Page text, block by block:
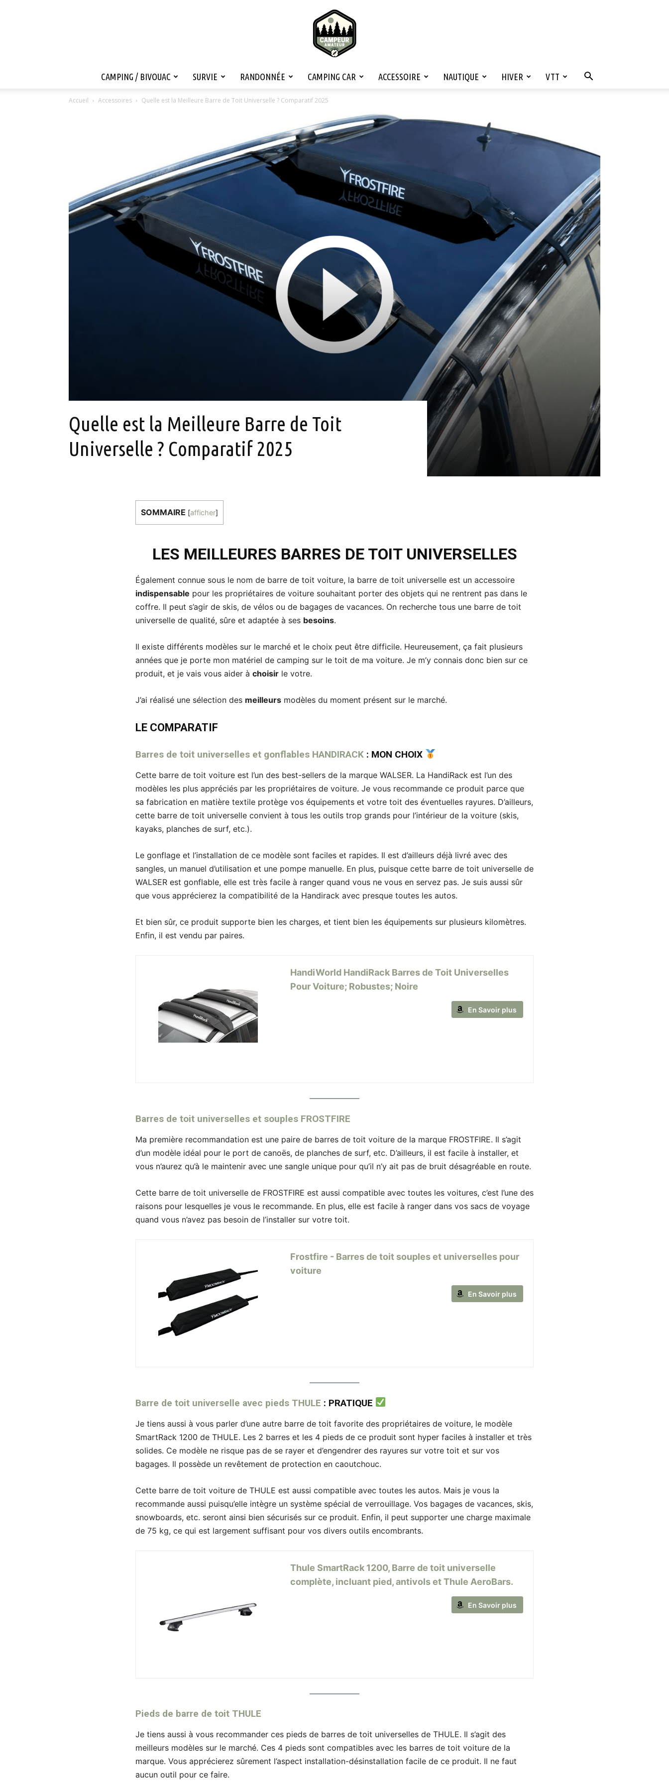
CAMPING / BIVOUAC SURVIE RANDONNÉE CAMPING CAR ACCESSOIRE NAUTIQUE HIVER VTT
Accueil Accessoires Quelle est la Meilleure Barre de Toit Universelle ? Comparatif 2025
Quelle est la Meilleure Barre de Toit
Universelle ? Comparatif 2025
SOMMAIRE [afficher]
LES MEILLEURES BARRES DE TOIT UNIVERSELLES
Également connue sous le nom de barre de toit voiture, la barre de toit universelle est un accessoire
indispensable pour les propriétaires de voiture souhaitant porter des objets qui ne rentrent pas dans le
coffre. Il peut s’agir de skis, de vélos ou de bagages de vacances. On recherche tous une barre de toit
universelle de qualité, sûre et adaptée à ses besoins.
Il existe différents modèles sur le marché et le choix peut être difficile. Heureusement, ça fait plusieurs
années que je porte mon matériel de camping sur le toit de ma voiture. Je m’y connais donc bien sur ce
produit, et je vais vous aider à choisir le votre.
J’ai réalisé une sélection des meilleurs modèles du moment présent sur le marché.
LE COMPARATIF
Barres de toit universelles et gonflables HANDIRACK : MON CHOIX
Cette barre de toit voiture est l’un des best-sellers de la marque WALSER. La HandiRack est l’un des
modèles les plus appréciés par les propriétaires de voiture. Je vous recommande ce produit parce que
sa fabrication en matière textile protège vos équipements et votre toit des éventuelles rayures. D’ailleurs,
cette barre de toit universelle convient à tous les outils trop grands pour l’intérieur de la voiture (skis,
kayaks, planches de surf, etc.).
Le gonflage et l’installation de ce modèle sont faciles et rapides. Il est d’ailleurs déjà livré avec des
sangles, un manuel d’utilisation et une pompe manuelle. En plus, puisque cette barre de toit universelle de
WALSER est gonflable, elle est très facile à ranger quand vous ne vous en servez pas. Je suis aussi sûr
que vous apprécierez la compatibilité de la Handirack avec presque toutes les autos.
Et bien sûr, ce produit supporte bien les charges, et tient bien les équipements sur plusieurs kilomètres.
Enfin, il est vendu par paires.
HandiWorld HandiRack Barres de Toit Universelles
Pour Voiture; Robustes; Noire
En Savoir plus
Barres de toit universelles et souples FROSTFIRE
Ma première recommandation est une paire de barres de toit voiture de la marque FROSTFIRE. Il s’agit
d’un modèle idéal pour le port de canoës, de planches de surf, etc. D’ailleurs, il est facile à installer, et
vous n’aurez qu’à le maintenir avec une sangle unique pour qu’il n’y ait pas de bruit désagréable en route.
Cette barre de toit universelle de FROSTFIRE est aussi compatible avec toutes les voitures, c’est l’une des
raisons pour lesquelles je vous le recommande. En plus, elle est facile à ranger dans vos sacs de voyage
quand vous n’avez pas besoin de l’installer sur votre toit.
Frostfire - Barres de toit souples et universelles pour
voiture
En Savoir plus
Barre de toit universelle avec pieds THULE : PRATIQUE
Je tiens aussi à vous parler d’une autre barre de toit favorite des propriétaires de voiture, le modèle
SmartRack 1200 de THULE. Les 2 barres et les 4 pieds de ce produit sont hyper faciles à installer et très
solides. Ce modèle ne risque pas de se rayer et d’engendrer des rayures sur votre toit et sur vos
bagages. Il possède un revêtement de protection en caoutchouc.
Cette barre de toit voiture de THULE est aussi compatible avec toutes les autos. Mais je vous la
recommande aussi puisqu’elle intègre un système spécial de verrouillage. Vos bagages de vacances, skis,
snowboards, etc. seront ainsi bien sécurisés sur ce produit. Enfin, il peut supporter une charge maximale
de 75 kg, ce qui est largement suffisant pour vos divers outils encombrants.
Thule SmartRack 1200, Barre de toit universelle
complète, incluant pied, antivols et Thule AeroBars.
En Savoir plus
Pieds de barre de toit THULE
Je tiens aussi à vous recommander ces pieds de barres de toit universelles de THULE. Il s’agit des
meilleurs modèles sur le marché. Ces 4 pieds sont compatibles avec les barres de toit voiture de la
marque. Vous apprécierez sûrement l’aspect installation-désinstallation facile de ce produit. Il ne faut
aucun outil pour ce faire.